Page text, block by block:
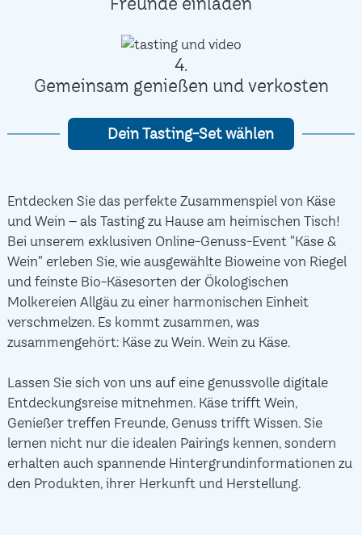
4.
Gemeinsam genießen und verkosten
Dein Tasting-Set wählen
Entdecken Sie das perfekte Zusammenspiel von Käse
und Wein – als Tasting zu Hause am heimischen Tisch!
Bei unserem exklusiven Online-Genuss-Event "Käse &
Wein" erleben Sie, wie ausgewählte Bioweine von Riegel
und feinste Bio-Käsesorten der Ökologischen
Molkereien Allgäu zu einer harmonischen Einheit
verschmelzen. Es kommt zusammen, was
zusammengehört: Käse zu Wein. Wein zu Käse.
Lassen Sie sich von uns auf eine genussvolle digitale
Entdeckungsreise mitnehmen. Käse trifft Wein,
Genießer treffen Freunde, Genuss trifft Wissen. Sie
lernen nicht nur die idealen Pairings kennen, sondern
erhalten auch spannende Hintergrundinformationen zu
den Produkten, ihrer Herkunft und Herstellung.